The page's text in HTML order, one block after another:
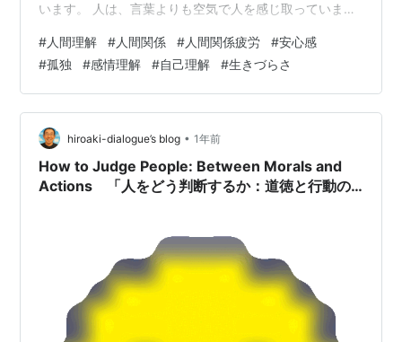
います。 人は、言葉よりも空気で人を感じ取っていま
人もいれば、口数は少なくても、不思議と落ち着く人も
います。 本当に信頼できる人とは、どんな人なのでしょ
うか。 この記事では、「性格が良い・悪い」という単純
な二元論ではなく、人間関係の中ににじむ安心感につい
て、静かに考えていきます。
#人間理解 #人間関係 #人間関係疲労 #安心感
#孤独 #感情理解 #自己理解 #生きづらさ
hiroaki-dialogue’s blog • 1年前
How to Judge People: Between Morals and
Actions 「人をどう判断するか：道徳と行動の